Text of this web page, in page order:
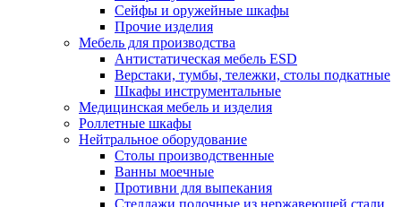
Сейфы и оружейные шкафы
Прочие изделия
Мебель для производства
Антистатическая мебель ESD
Верстаки, тумбы, тележки, столы подкатные
Шкафы инструментальные
Медицинская мебель и изделия
Роллетные шкафы
Нейтральное оборудование
Столы производственные
Ванны моечные
Противни для выпекания
Стеллажи полочные из нержавеющей стали